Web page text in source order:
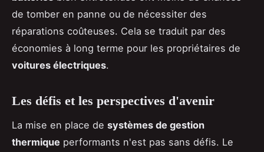
de tomber en panne ou de nécessiter des
réparations coûteuses. Cela se traduit par des
économies à long terme pour les propriétaires de
voitures électriques.
Les défis et les perspectives d'avenir
La mise en place de systèmes de gestion
thermique performants n'est pas sans défis. Le